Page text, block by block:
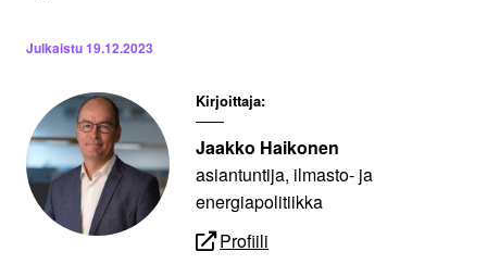
Julkaistu19.12.2023
Kirjoittaja:
Jaakko Haikonen
asiantuntija, ilmasto- ja
energiapolitiikka
Profiili